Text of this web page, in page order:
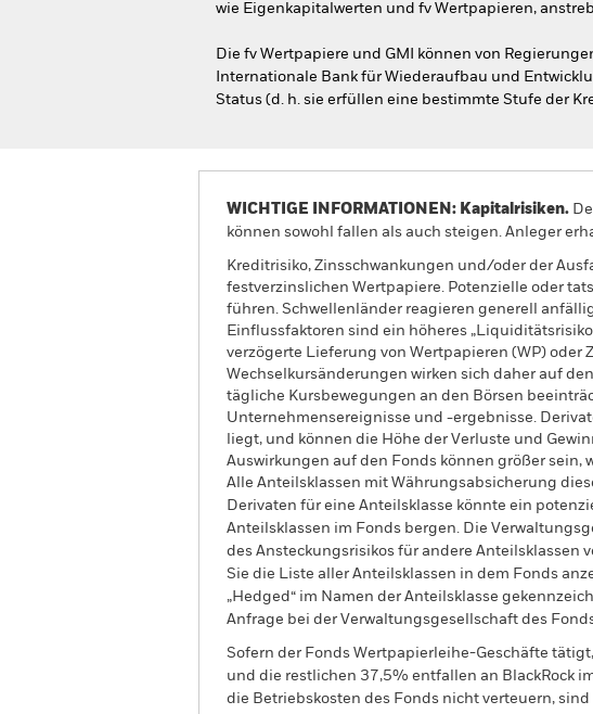
wie Eigenkapitalwerten und fv Wertpapieren,
Die fv Wertpapiere und GMI können von
Internationale Bank für Wiederaufbau und
Status (d. h. sie erfüllen eine bestimmte Stufe der
WICHTIGE INFORMATIONEN: Kapitalrisiken.
können sowohl fallen als auch steigen. Anleger
Kreditrisiko, Zinsschwankungen und/oder der
festverzinslichen Wertpapiere. Potenzielle oder
führen. Schwellenländer reagieren generell
Einflussfaktoren sind ein höheres
verzögerte Lieferung von Wertpapieren (WP)
Wechselkursänderungen wirken sich daher auf
tägliche Kursbewegungen an den Börsen
Unternehmensereignisse und -ergebnisse.
liegt, und können die Höhe der Verluste und
Auswirkungen auf den Fonds können größer sein,
Alle Anteilsklassen mit Währungsabsicherung
Derivaten für eine Anteilsklasse könnte ein
Anteilsklassen im Fonds bergen. Die
des Ansteckungsrisikos für andere Anteilsklassen
Sie die Liste aller Anteilsklassen in dem Fonds
„Hedged“ im Namen der Anteilsklasse
Anfrage bei der Verwaltungsgesellschaft des
Sofern der Fonds Wertpapierleihe-Geschäfte
und die restlichen 37,5% entfallen an BlackRock
die Betriebskosten des Fonds nicht verteuern,